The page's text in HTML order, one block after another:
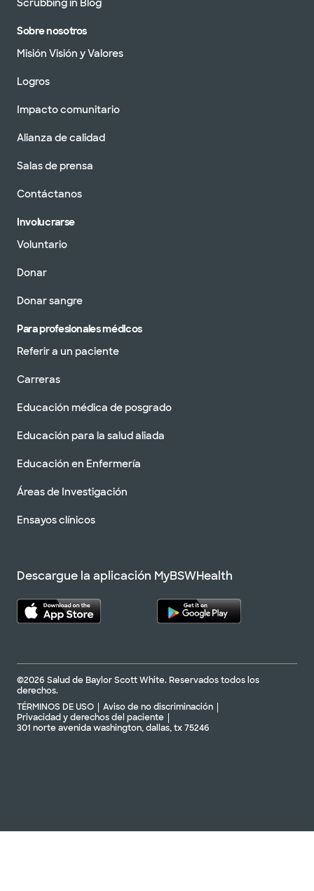
Scrubbing in Blog
Sobre nosotros
Misión Visión y Valores
Logros
Impacto comunitario
Alianza de calidad
Salas de prensa
Contáctanos
Involucrarse
Voluntario
Donar
Donar sangre
Para profesionales médicos
Referir a un paciente
Carreras
Educación médica de posgrado
Educación para la salud aliada
Educación en Enfermería
Áreas de Investigación
Ensayos clínicos
Descargue la aplicación MyBSWHealth
©2026 Salud de Baylor Scott White. Reservados todos los
derechos.
TÉRMINOS DE USO
Aviso de no discriminación
Privacidad y derechos del paciente
301 norte avenida washington, dallas, tx 75246